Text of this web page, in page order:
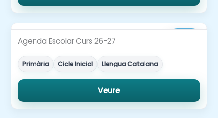
Agenda Escolar Curs 26-27
Primària Cicle Inicial Llengua Catalana
Veure